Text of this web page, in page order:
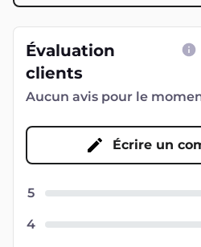
Évaluation
clients
Aucun avis pour le
Écrire un
5
4